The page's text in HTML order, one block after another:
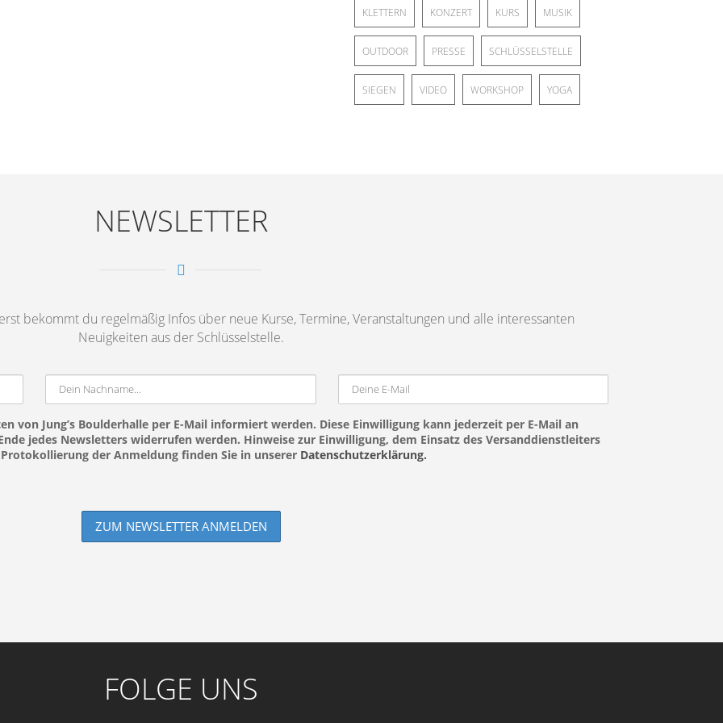
KLETTERN KONZERT KURS MUSIK
OUTDOOR PRESSE SCHLÜSSELSTELLE
SIEGEN VIDEO WORKSHOP YOGA
NEWSLETTER
bekommt du regelmäßig Infos über neue Kurse, Termine, Veranstaltungen und alle interessanten
Neuigkeiten aus der Schlüsselstelle.
von Jung’s Boulderhalle per E-Mail informiert werden. Diese Einwilligung kann jederzeit per E-Mail an
jedes Newsletters widerrufen werden. Hinweise zur Einwilligung, dem Einsatz des Versanddienstleiters
der Anmeldung finden Sie in unserer Datenschutzerklärung.
FOLGE UNS